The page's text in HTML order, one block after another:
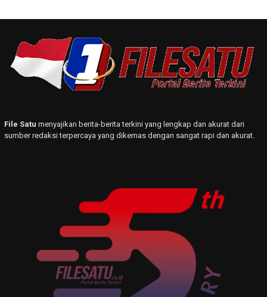
File Satu menyajikan berita-berita terkini yang lengkap dan akurat dari
sumber redaksi terpercaya yang dikemas dengan sangat rapi dan akurat.